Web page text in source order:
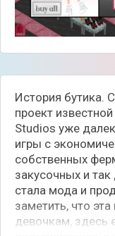
История бутика.
проект
Studios уже
игры с
собственных
закусочных и
стала мода и
заметить, что
девочкам, здесь